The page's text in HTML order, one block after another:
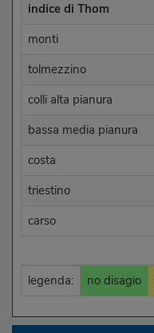
indice di Thom
monti
tolmezzino
colli alta pianura
bassa media pianura
costa
triestino
carso
legenda: no disagio